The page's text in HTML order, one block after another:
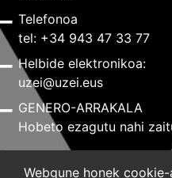
Telefonoa
tel: +34 943 47 33 77
Helbide elektronikoa:
uzei@uzei.eus
GENERO-ARRAKALA
Hobeto ezagutu nahi
Webgune honek